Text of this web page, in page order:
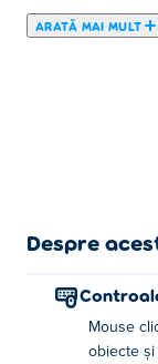
ARATĂ MAI MULT
vis! De la
tapet și
cum dorești.
viață, poți
de designul
a salva creația.
vis și să le
Despre
Mouse
obiecte și